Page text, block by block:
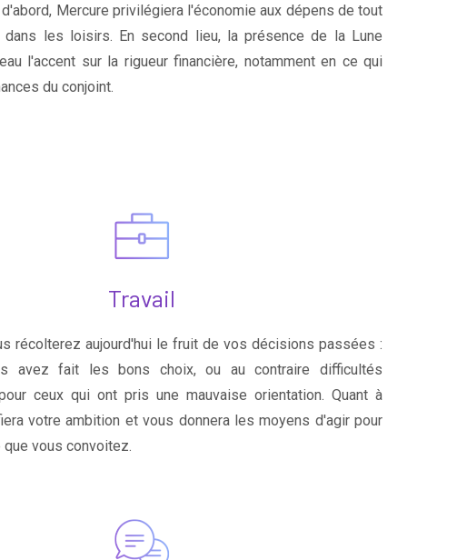
Mercure privilégiera l'économie aux dépens de tout
dans les loisirs. En second lieu, la présence de la Lune
l'accent sur la rigueur financière, notamment en ce qui
du conjoint.
Travail
récolterez aujourd'hui le fruit de vos décisions passées :
avez fait les bons choix, ou au contraire difficultés
ceux qui ont pris une mauvaise orientation. Quant à
votre ambition et vous donnera les moyens d'agir pour
vous convoitez.